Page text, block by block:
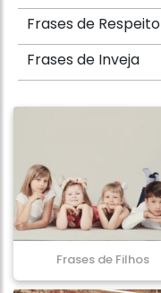
Frases de Respeito
Frases de Inveja
Frases de Filhos